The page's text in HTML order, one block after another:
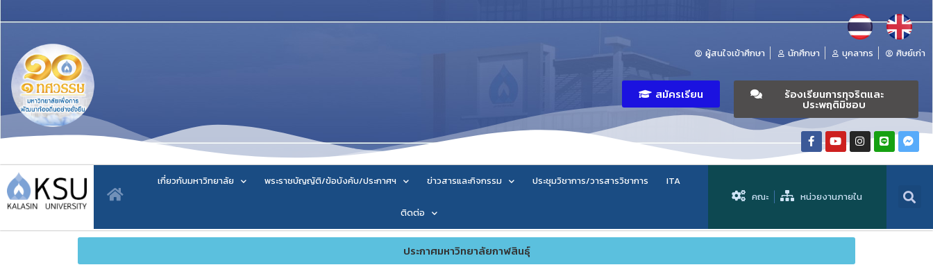
ผู้สนใจเข้าศึกษา นักศึกษา บุคลากร ศิษย์เก่า
สมัครเรียน ร้องเรียนการทุจริตและ
ประพฤติมิชอบ
เกี่ยวกับมหาวิทยาลัย พระราชบัญญัติ/ข้อบังคับ/ประกาศฯ ข่าวสารและกิจกรรม ประชุมวิชาการ/วารสารวิชาการ ITA
ติดต่อ
คณะ หน่วยงานภายใน
ประกาศมหาวิทยาลัยกาฬสินธุ์